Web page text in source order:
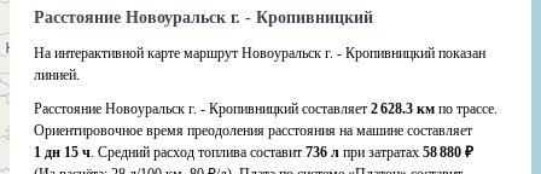
Расстояние Новоуральск г. - Кропивницкий
На интерактивной карте маршрут Новоуральск г. - Кропивницкий показан
линией.
Расстояние Новоуральск г. - Кропивницкий составляет 2 628.3 км по трассе.
Ориентировочное время преодоления расстояния на машине составляет
1 дн 15 ч. Средний расход топлива составит 736 л при затратах 58 880 ₽